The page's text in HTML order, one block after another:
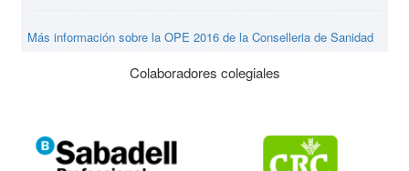
Más información sobre la OPE 2016 de la Conselleria de Sanidad
Colaboradores colegiales